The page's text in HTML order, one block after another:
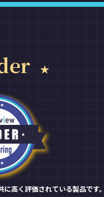
に高く評価されている製品です